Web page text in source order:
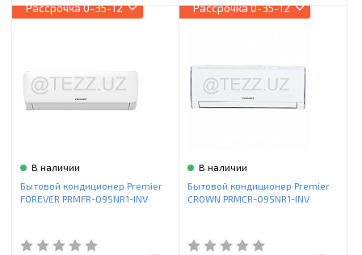
Рассрочка0-35-12
В наличии
Бытовой кондиционер Premier
FOREVER PRMFR-09SNR1-INV
Рассрочка0-35-12
В наличии
Бытовой кондиционер Premier
CROWN PRMCR-09SNR1-INV